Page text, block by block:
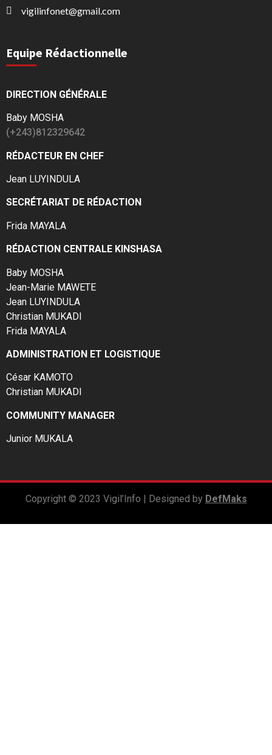
vigilinfonet@gmail.com
Equipe Rédactionnelle
DIRECTION GÉNÉRALE
Baby MOSHA
(+243)812329642
RÉDACTEUR EN CHEF
Jean LUYINDULA
SECRÉTARIAT DE RÉDACTION
Frida MAYALA
RÉDACTION CENTRALE KINSHASA
Baby MOSHA
Jean-Marie MAWETE
Jean LUYINDULA
Christian MUKADI
Frida MAYALA
ADMINISTRATION ET LOGISTIQUE
César KAMOTO
Christian MUKADI
COMMUNITY MANAGER
Junior MUKALA
Copyright © 2023 Vigil’Info | Designed by DefMaks